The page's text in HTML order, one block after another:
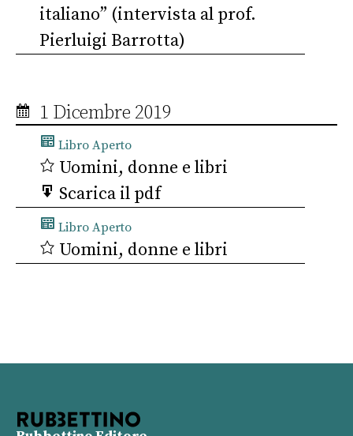
italiano” (intervista al prof.
Pierluigi Barrotta)
1 Dicembre 2019
Libro Aperto
Uomini, donne e libri
Scarica il pdf
Libro Aperto
Uomini, donne e libri